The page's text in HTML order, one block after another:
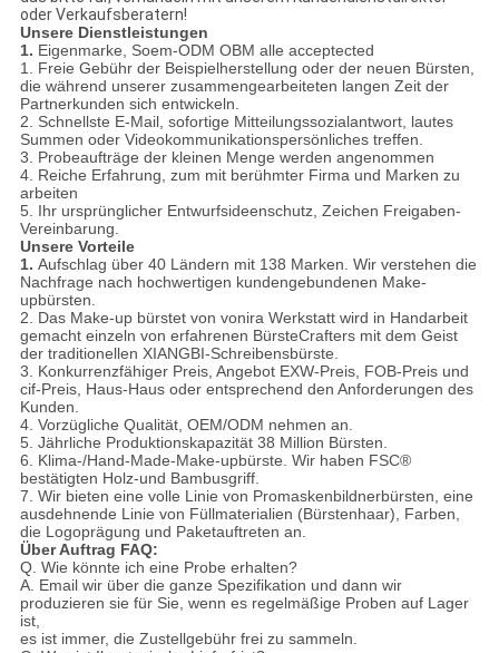
oder Verkaufsberatern!
Unsere Dienstleistungen
1. Eigenmarke, Soem-ODM OBM alle acceptected
1. Freie Gebühr der Beispielherstellung oder der neuen Bürsten,
die während unserer zusammengearbeiteten langen Zeit der
Partnerkunden sich entwickeln.
2. Schnellste E-Mail, sofortige Mitteilungssozialantwort, lautes
Summen oder Videokommunikationspersönliches treffen.
3. Probeaufträge der kleinen Menge werden angenommen
4. Reiche Erfahrung, zum mit berühmter Firma und Marken zu
arbeiten
5. Ihr ursprünglicher Entwurfsideenschutz, Zeichen Freigaben-
Vereinbarung.
Unsere Vorteile
1. Aufschlag über 40 Ländern mit 138 Marken. Wir verstehen die
Nachfrage nach hochwertigen kundengebundenen Make-
upbürsten.
2. Das Make-up bürstet von vonira Werkstatt wird in Handarbeit
gemacht einzeln von erfahrenen BürsteCrafters mit dem Geist
der traditionellen XIANGBI-Schreibensbürste.
3. Konkurrenzfähiger Preis, Angebot EXW-Preis, FOB-Preis und
cif-Preis, Haus-Haus oder entsprechend den Anforderungen des
Kunden.
4. Vorzügliche Qualität, OEM/ODM nehmen an.
5. Jährliche Produktionskapazität 38 Million Bürsten.
6. Klima-/Hand-Made-Make-upbürste. Wir haben FSC®
bestätigten Holz-und Bambusgriff.
7. Wir bieten eine volle Linie von Promaskenbildnerbürsten, eine
ausdehnende Linie von Füllmaterialien (Bürstenhaar), Farben,
die Logoprägung und Paketauftreten an.
Über Auftrag FAQ:
Q. Wie könnte ich eine Probe erhalten?
A. Email wir über die ganze Spezifikation und dann wir
produzieren sie für Sie, wenn es regelmäßige Proben auf Lager
ist,
es ist immer, die Zustellgebühr frei zu sammeln.